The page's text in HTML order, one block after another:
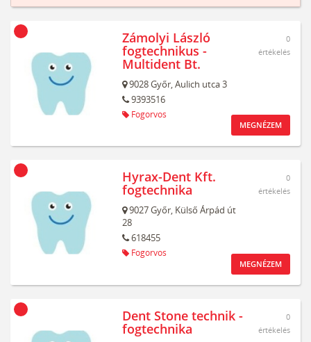
Zámolyi László
fogtechnikus -
Multident Bt.
9028Győr,Aulich utca 3
9393516
Fogorvos
0
értékelés
MEGNÉZEM
Hyrax-Dent Kft.
fogtechnika
9027Győr, Külső Árpád út
28
618455
Fogorvos
0
értékelés
MEGNÉZEM
Dent Stone technik -
fogtechnika
0
értékelés